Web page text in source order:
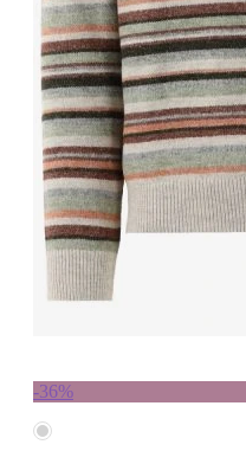
-36%